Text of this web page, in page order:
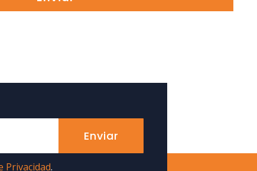
Privacidad.
Enviar